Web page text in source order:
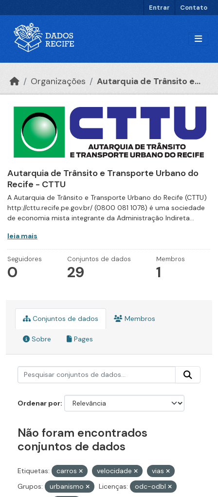
Entrar Contato
Organizações Autarquia de Trânsito e...
Autarquia de Trânsito e Transporte Urbano do
Recife - CTTU
A Autarquia de Trânsito e Transporte Urbano do Recife (CTTU)
http://cttu.recife.pe.gov.br/ (0800 081 1078) é uma sociedade
de economia mista integrante da Administração Indireta...
leia mais
Seguidores
0
Conjuntos de dados
29
Membros
1
Conjuntos de dados Membros
Sobre Pages
Ordenar por
Não foram encontrados
conjuntos de dados
Etiquetas: carros velocidade
vias
Grupos:
urbanismo Licenças:
odc-odbl